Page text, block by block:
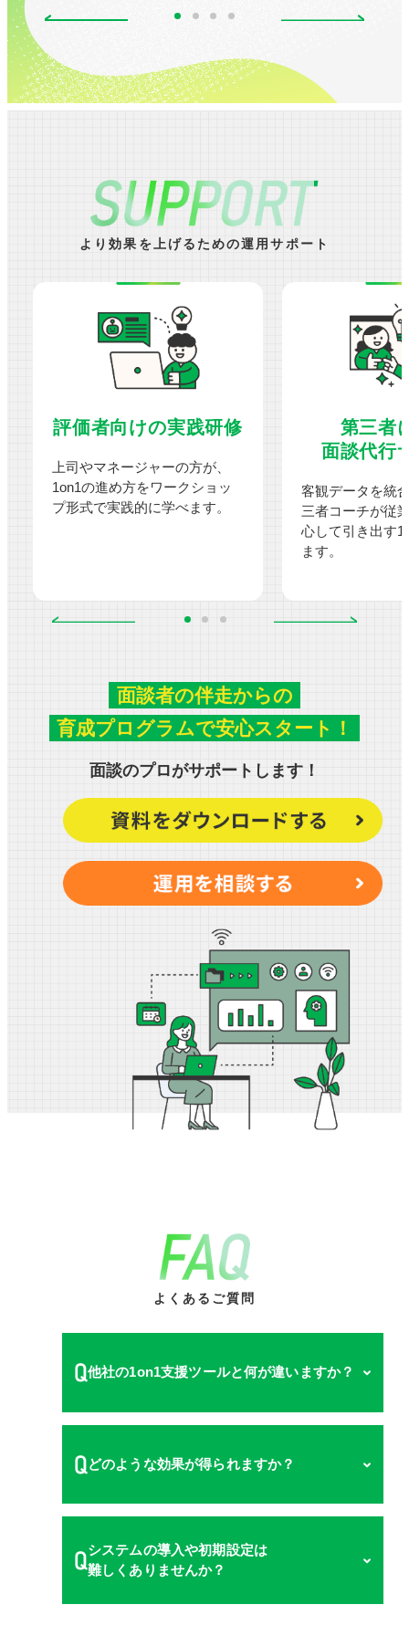
より効果を上げるための運用サポート
評価者向けの実践研修
上司やマネージャーの方が、
1on1の進め方をワークショッ
プ形式で実践的に学べます。
第三者
面談代行
客観データを統
三者コーチが従
心して引き出す
ます。
面談者の伴走からの
育成プログラムで安心スタート！
面談のプロがサポートします！
よくあるご質問
他社の1on1支援ツールと何が違いますか？
「テーマ提示」「振り返り支援」に強みを持
スキルマップ・評価制度などの既存人事制度
と深く統合でき、評価と育成を一体で推進で
どのような効果が得られますか？
効果の表れ方は企業規模や運用状況によって
異なりますが、社員の発言量や自己開示が増
え、マネージャーの「聞く姿勢」が改善
ることで組織全体のエンゲージメントや離職
システムの導入や初期設定は
難しくありませんか？